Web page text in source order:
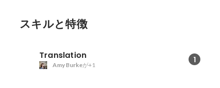
スキルと特徴
Translation 1
Amy Burkeが+1